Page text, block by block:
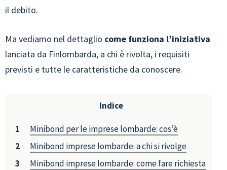
il debito.
Ma vediamo nel dettaglio come funziona l’iniziativa
lanciata da Finlombarda, a chi è rivolta, i requisiti
previsti e tutte le caratteristiche da conoscere.
Indice
Minibond per le imprese lombarde: cos’è
Minibond imprese lombarde: a chi si rivolge
Minibond imprese lombarde: come fare richiesta